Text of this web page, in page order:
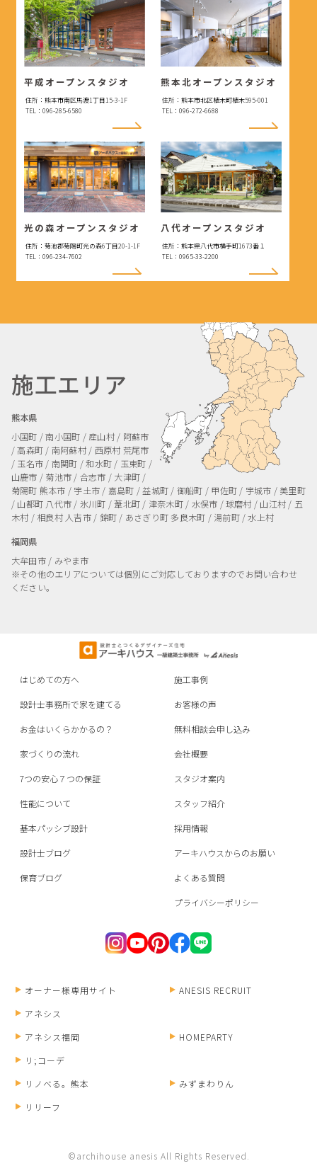
平成オープンスタジオ
住所：熊本市南区馬渡1丁目15-3-1F
TEL：096-285-6580
熊本北オープンスタジオ
住所：熊本市北区植木町植木595-001
TEL：096-272-6688
光の森オープンスタジオ
住所：菊池郡菊陽町光の森6丁目20-1-1F
TEL：096-234-7602
八代オープンスタジオ
住所：熊本県八代市横手町1673番１
TEL：0965-33-2200
施工エリア
熊本県
小国町 / 南小国町 / 産山村 / 阿蘇市
/ 高森町 / 南阿蘇村 / 西原村 荒尾市
/ 玉名市 / 南関町 / 和水町 / 玉東町 /
山鹿市 / 菊池市 / 合志市 / 大津町 /
菊陽町 熊本市 / 宇土市 / 嘉島町 / 益城町 / 御船町 / 甲佐町 / 宇城市 / 美里町
/ 山都町 八代市 / 氷川町 / 葦北町 / 津奈木町 / 水俣市 / 球磨村 / 山江村 / 五
木村 / 相良村人吉市 / 錦町 / あさぎり町 多良木町 / 湯前町 / 水上村
福岡県
大牟田市 / みやま市
※その他のエリアについては個別にご対応しておりますのでお問い合わせ
ください。
はじめての方へ
設計士事務所で家を建てる
お金はいくらかかるの？
家づくりの流れ
7つの安心７つの保証
性能について
基本パッシブ設計
設計士ブログ
保育ブログ
施工事例
お客様の声
無料相談会申し込み
会社概要
スタジオ案内
スタッフ紹介
採用情報
アーキハウスからのお願い
よくある質問
プライバシーポリシー
オーナー様専用サイト
ANESIS RECRUIT
アネシス
アネシス福岡
HOMEPARTY
リ;コーデ
リノベる。熊本
みずまわりん
リリーフ
©archihouse anesis All Rights Reserved.